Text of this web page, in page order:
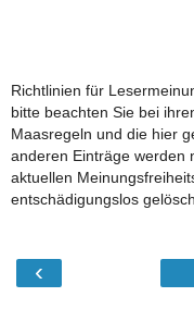
Richtlinien für
bitte beachten Sie bei
Maasregeln und die hier
anderen Einträge werden
aktuellen
entschädigungslos
‹